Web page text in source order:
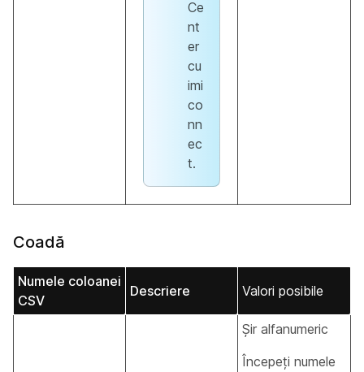
Ce
nt
er
cu
imi
co
nn
ec
t.
Coadă
Numele coloanei
CSV
Descriere Valori posibile
Șir alfanumeric
Începeți numele